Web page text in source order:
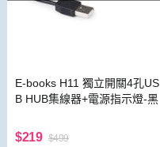
E-books H11 獨立開關4孔US
B HUB集線器+電源指示燈-黑
$219 $499